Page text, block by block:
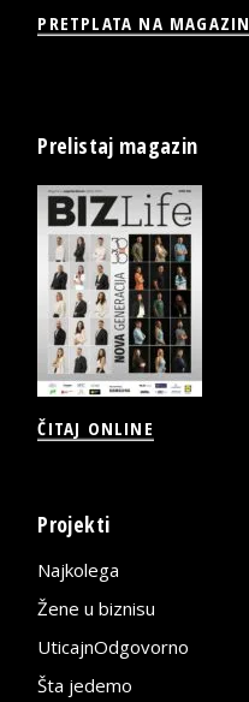
PRETPLATA NA MAGAZIN
Prelistaj magazin
ČITAJ ONLINE
Projekti
Najkolega
Žene u biznisu
UticajnOdgovorno
Šta jedemo